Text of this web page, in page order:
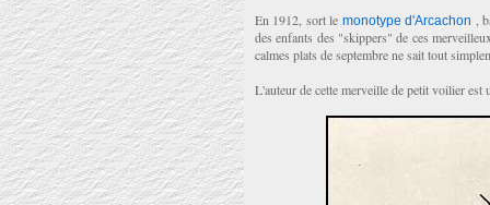
En 1912, sort le monotype d'Arcachon
,
des enfants des "skippers" de ces
calmes plats de septembre ne sait tout
L'auteur de cette merveille de petit voilier